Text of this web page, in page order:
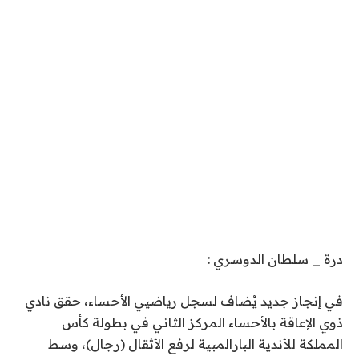
درة _ سلطان الدوسري :
في إنجاز جديد يُضاف لسجل رياضيي الأحساء، حقق نادي
ذوي الإعاقة بالأحساء المركز الثاني في بطولة كأس
المملكة للأندية البارالمبية لرفع الأثقال (رجال)، وسط